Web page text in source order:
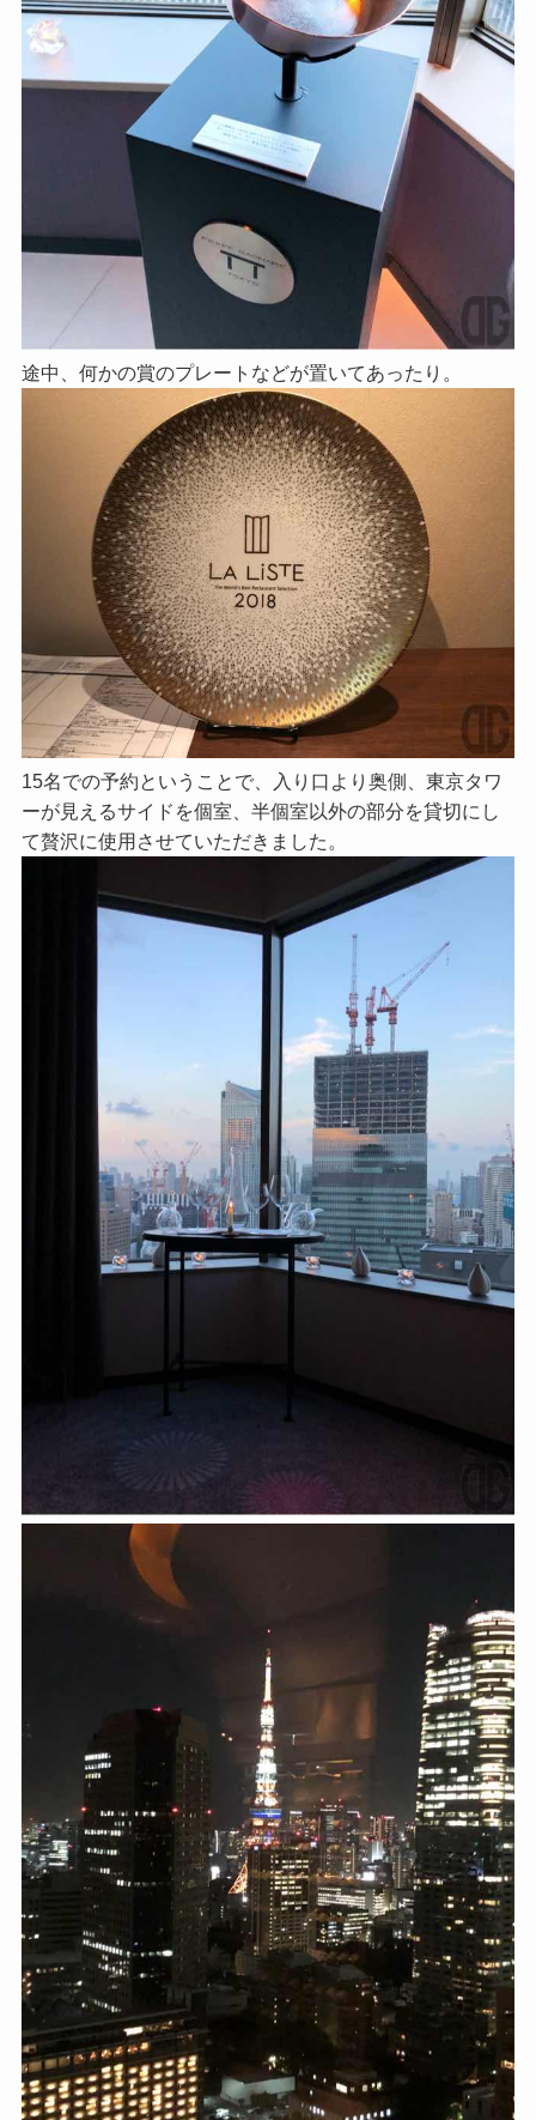
途中、何かの賞のプレートなどが置いてあったり。
15名での予約ということで、入り口より奥側、東京タワ
ーが見えるサイドを個室、半個室以外の部分を貸切にし
て贅沢に使用させていただきました。